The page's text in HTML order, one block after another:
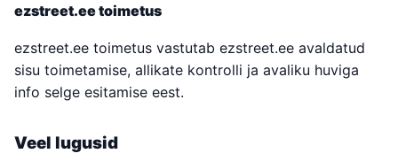
ezstreet.ee toimetus
ezstreet.ee toimetus vastutab ezstreet.ee avaldatud
sisu toimetamise, allikate kontrolli ja avaliku huviga
info selge esitamise eest.
Veel lugusid